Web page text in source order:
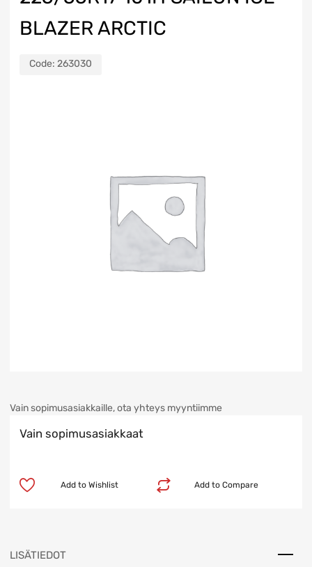
BLAZER ARCTIC
Code: 263030
Vain sopimusasiakkaille, ota yhteys myyntiimme
Vain sopimusasiakkaat
Add to Compare
Add to Wishlist
LISÄTIEDOT